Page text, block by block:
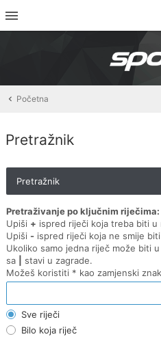
Početna
Pretražnik
Pretražnik
Pretraživanje po ključnim riječima:
Upiši + ispred riječi koja treba biti u
Upiši - ispred riječi koja ne smije
Ukoliko samo jedna riječ može biti
sa
stavi u zagrade.
Možeš koristiti * kao zamjenski
Sve riječi
Bilo koja riječ